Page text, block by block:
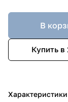
В
Купить в
Характеристики